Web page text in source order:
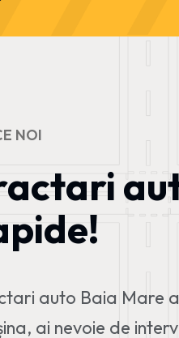
NOI
auto Baia Mare
ai nevoie de